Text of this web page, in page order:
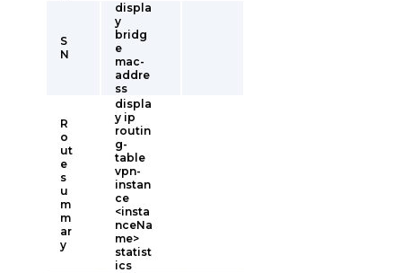
S
N
displa
y
bridg
e
mac-
addre
ss
R
o
ut
e
s
u
m
m
ar
y
displa
y ip
routin
g-
table
vpn-
instan
ce
<insta
nceNa
me>
statist
ics